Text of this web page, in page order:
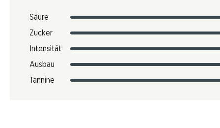
Säure
Zucker
Intensität
Ausbau
Tannine